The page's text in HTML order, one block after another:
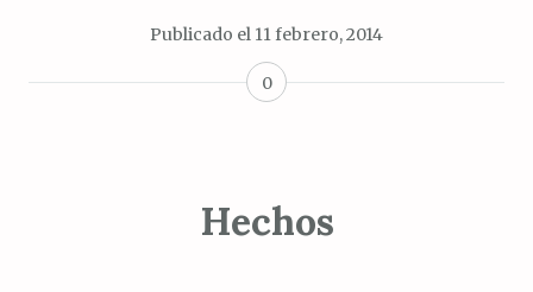
Publicado el 11 febrero, 2014
0
Hechos